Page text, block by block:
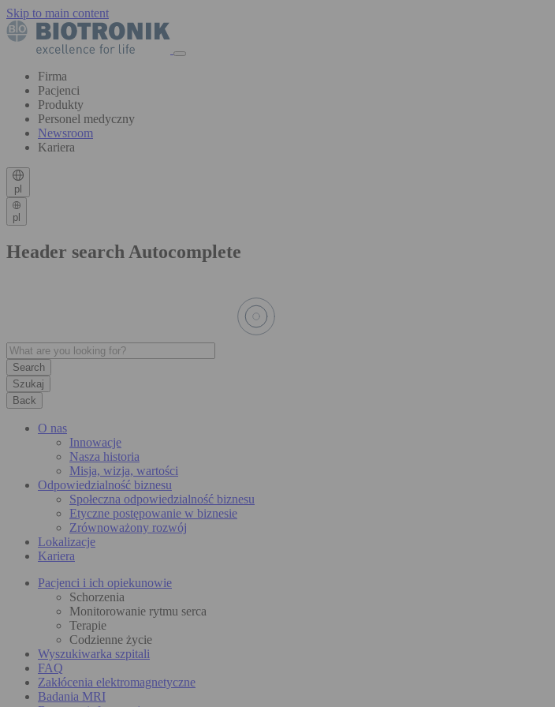
Skip to main content
Firma
Pacjenci
Produkty
Personel medyczny
Newsroom
Kariera
pl
pl
Header search Autocomplete
Szukaj
Back
O nas
Innowacje
Nasza historia
Misja, wizja, wartości
Odpowiedzialność biznesu
Społeczna odpowiedzialność biznesu
Etyczne postępowanie w biznesie
Zrównoważony rozwój
Lokalizacje
Kariera
Pacjenci i ich opiekunowie
Schorzenia
Monitorowanie rytmu serca
Terapie
Codzienne życie
Wyszukiwarka szpitali
FAQ
Zakłócenia elektromagnetyczne
Badania MRI